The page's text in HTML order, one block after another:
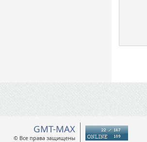
GMT-MAX
© Все права защищены